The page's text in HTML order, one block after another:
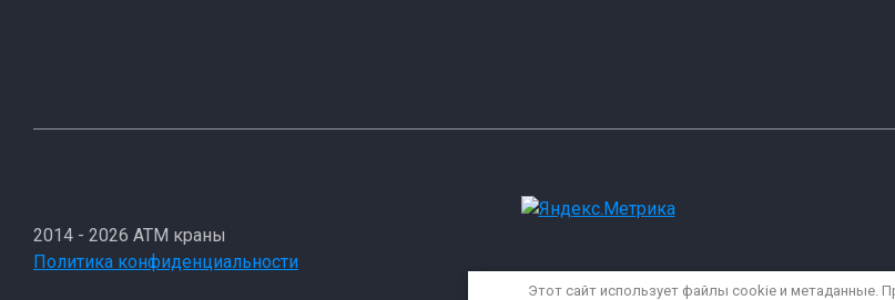
2014 - 2026 АТМ краны
Политика конфиденциальности
Этот сайт использует файлы cookie и метаданные.